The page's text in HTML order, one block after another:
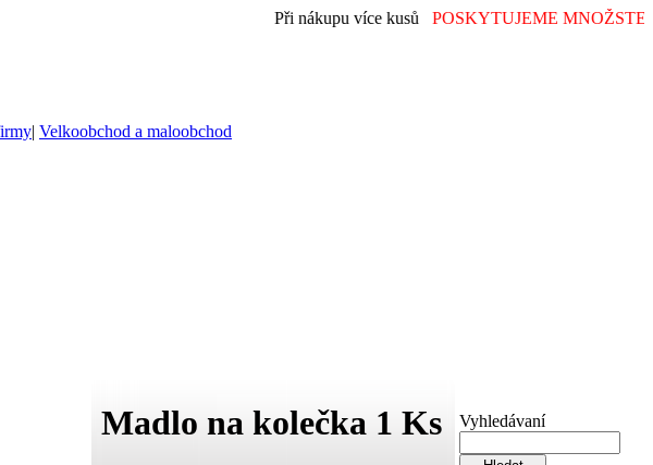
Při nákupu více kusůPOSKYTUJEME
| Velkoobchod a maloobchod
Madlo na kolečka 1 Ks Vyhledávaní